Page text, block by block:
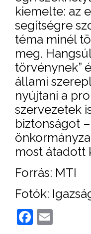
kiemelte: az
segítségre
téma minél
meg.
törvénynek”
állami
nyújtani a
szervezetek
biztonságot
most átadott
Forrás: MTI
Fotók:
Facebook